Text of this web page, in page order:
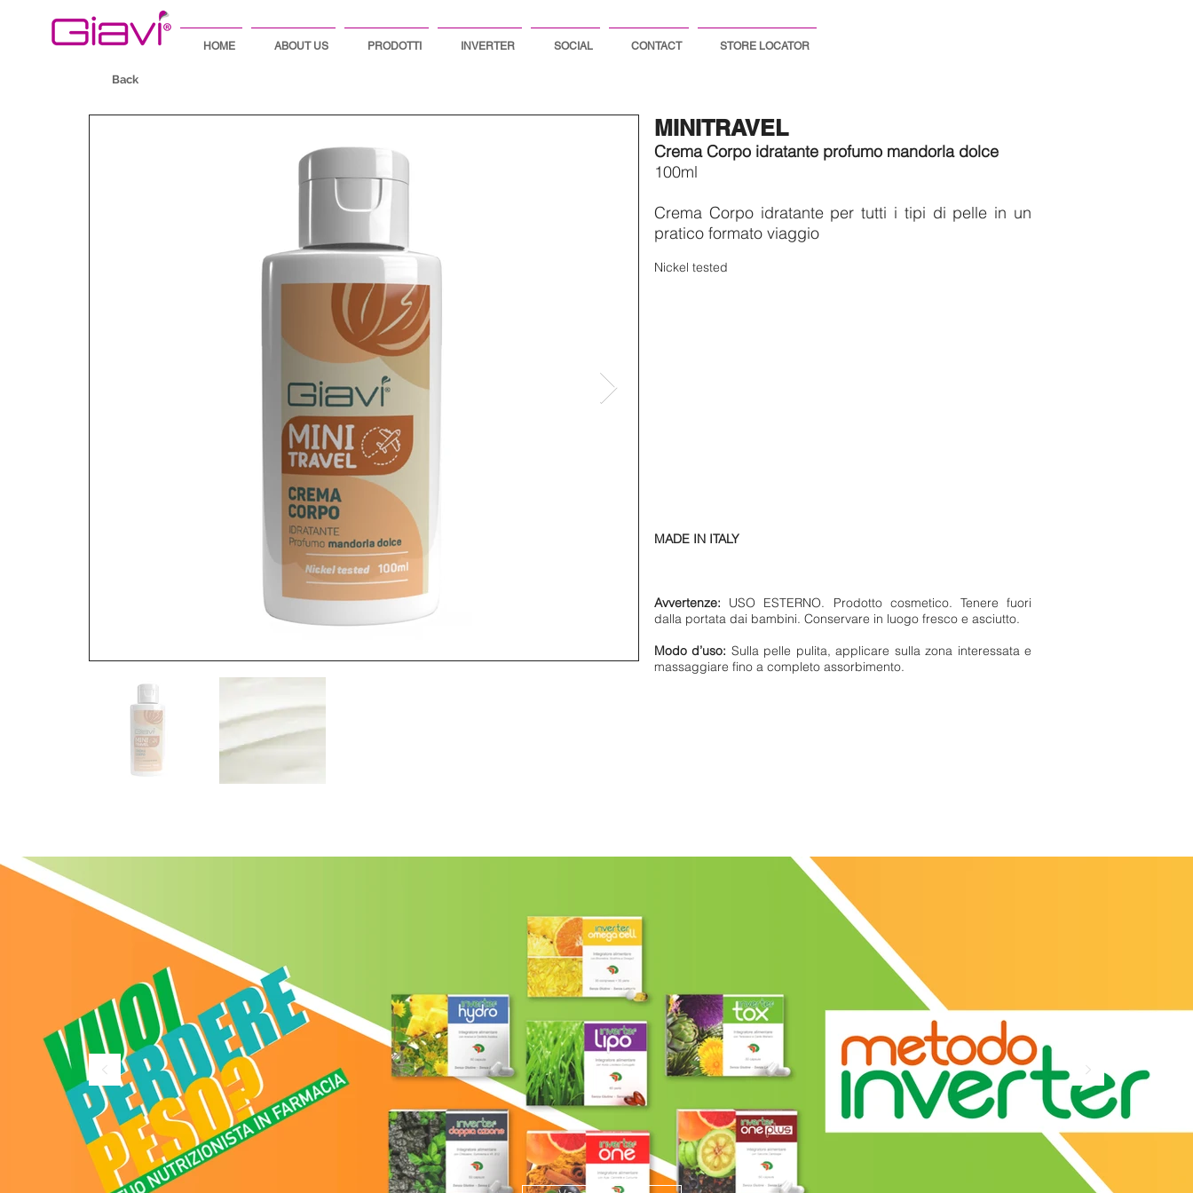
HOME ABOUT US PRODOTTI INVERTER SOCIAL CONTACT STORE LOCATOR
Back
MINITRAVEL
Crema Corpo idratante profumo mandorla dolce
100ml
​Crema Corpo idratante per tutti i tipi di pelle in un
pratico formato viaggio
Nickel tested
MADE IN ITALY
Avvertenze: USO ESTERNO. Prodotto cosmetico. Tenere fuori
dalla portata dai bambini. Conservare in luogo fresco e asciutto.
Modo d’uso: Sulla pelle pulita, applicare sulla zona interessata e
massaggiare fino a completo assorbimento.